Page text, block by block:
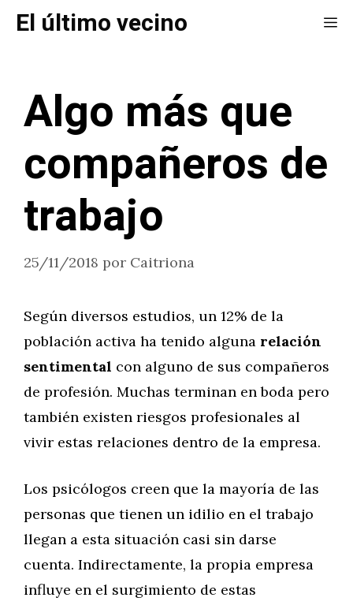
SaltarEl último vecino
Algo más que
compañeros de
trabajo
25/11/2018 por Caitriona
Según diversos estudios, un 12% de la
población activa ha tenido alguna relación
sentimental con alguno de sus compañeros
de profesión. Muchas terminan en boda pero
también existen riesgos profesionales al
vivir estas relaciones dentro de la empresa.
Los psicólogos creen que la mayoría de las
personas que tienen un idilio en el trabajo
llegan a esta situación casi sin darse
cuenta. Indirectamente, la propia empresa
influye en el surgimiento de estas